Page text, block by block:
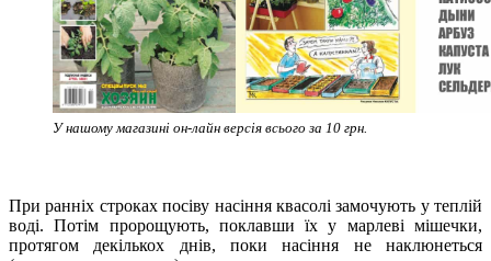
У нашому магазині он-лайн версія всього за 10 грн.
При ранніх строках посіву насіння квасолі замочують у теплій
воді. Потім пророщують, поклавши їх у марлеві мішечки,
протягом декількох днів, поки насіння не наклюнеться